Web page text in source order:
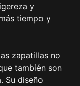
y
tiempo y
zapatillas no
también son
Su diseño